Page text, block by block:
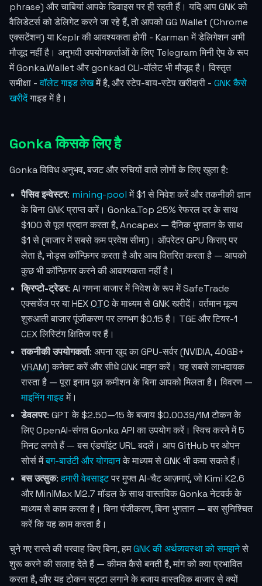
phrase) और चाबियां आपके डिवाइस पर ही रहती हैं। यदि आप GNK को
वैलिडेटर्स को डेलिगेट करने जा रहे हैं, तो आपको GG Wallet (Chrome
एक्सटेंशन) या Keplr की आवश्यकता होगी - Karman में डेलिगेशन अभी
मौजूद नहीं है। अनुभवी उपयोगकर्ताओं के लिए Telegram मिनी ऐप के रूप
में Gonka.Wallet और gonkad CLI-वॉलेट भी मौजूद है। विस्तृत
समीक्षा -वॉलेट गाइड लेखमें है, और स्टेप-बाय-स्टेप खरीदारी - GNK कैसे
खरीदेंगाइड में है।
Gonka किसके लिए है
Gonka विविध अनुभव, बजट और रुचियों वाले लोगों के लिए खुला है:
पैसिव इन्वेस्टर: mining-poolमें $1 से निवेश करें और तकनीकी ज्ञान
के बिना GNK प्राप्त करें। Gonka.Top 25% रेफरल दर के साथ
$100 से पूल प्रदान करता है, Ancapex — दैनिक भुगतान के साथ
$1 से (बाजार में सबसे कम प्रवेश सीमा)। ऑपरेटर GPU किराए पर
लेता है, नोड्स कॉन्फ़िगर करता है और आय वितरित करता है — आपको
कुछ भी कॉन्फ़िगर करने की आवश्यकता नहीं है।
क्रिप्टो-ट्रेडर: AI गणना बाजार में निवेश के रूप में SafeTrade
एक्सचेंज पर या HEXOTCके माध्यम से GNK खरीदें। वर्तमान मूल्य
शुरुआती बाजार पूंजीकरण पर लगभग$0.15है। TGE और टियर-1
CEX लिस्टिंग क्षितिज पर हैं।
तकनीकी उपयोगकर्ता: अपना खुद का GPU-सर्वर (NVIDIA, 40GB+
VRAM) कनेक्ट करें और सीधे GNK माइन करें। यह सबसे लाभदायक
रास्ता है — पूरा इनाम पूल कमीशन के बिना आपको मिलता है। विवरण —
माइनिंग गाइडमें।
डेवलपर: GPT के $2.50—15 के बजाय$0.0039/1M टोकन के
लिए OpenAI-संगत Gonka API का उपयोग करें। स्विच करने में 5
मिनट लगते हैं — बस एंडपॉइंट URL बदलें। आप GitHub पर ओपन
सोर्स मेंबग-बाउंटी और योगदानके माध्यम से GNK भी कमा सकते हैं।
बस उत्सुक:हमारी वेबसाइटपर मुफ्त AI-चैट आज़माएं, जो Kimi K2.6
और MiniMax M2.7 मॉडल के साथ वास्तविक Gonka नेटवर्क के
माध्यम से काम करता है। बिना पंजीकरण, बिना भुगतान — बस सुनिश्चित
करें कि यह काम करता है।
चुने गए रास्ते की परवाह किए बिना, हमGNK की अर्थव्यवस्था को समझनेसे
शुरू करने की सलाह देते हैं — कीमत कैसे बनती है, मांग को क्या प्रभावित
करता है, और यह टोकन सट्टा लगाने के बजाय वास्तविक बाजार से क्यों